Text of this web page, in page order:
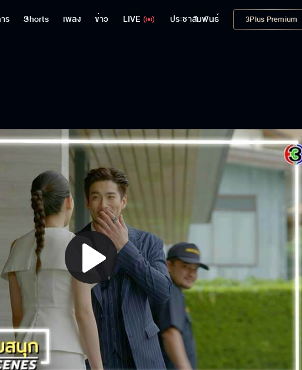
ร Shorts เพลง ข่าว LIVE ประชาสัมพันธ์ 3Plus Premium
Play
Video